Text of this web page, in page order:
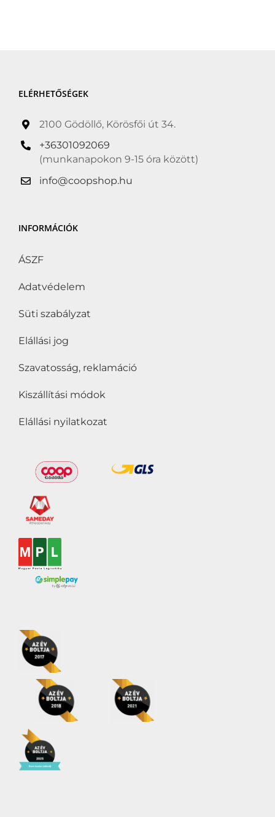
ELÉRHETŐSÉGEK
2100 Gödöllő, Körösfői út 34.
+36301092069
(munkanapokon 9-15 óra között)
info@coopshop.hu
INFORMÁCIÓK
ÁSZF
Adatvédelem
Süti szabályzat
Elállási jog
Szavatosság, reklamáció
Kiszállítási módok
Elállási nyilatkozat